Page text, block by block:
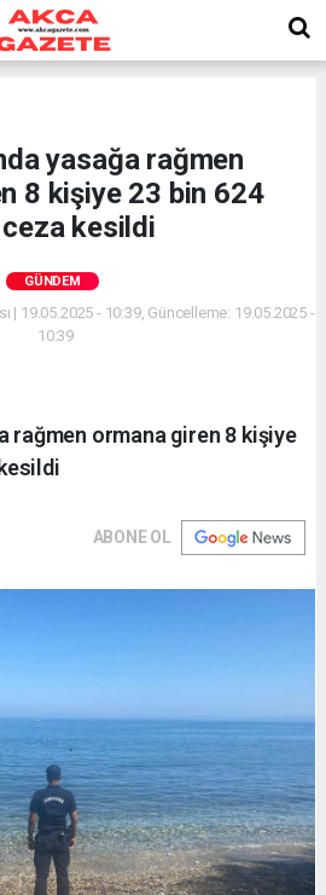
yasağa rağmen
8 kişiye 23 bin 624
kesildi
GÜNDEM
| 19.05.2025 - 10:39, Güncelleme: 19.05.2025 -
10:39
rağmen ormana giren 8 kişiye
ABONE OL